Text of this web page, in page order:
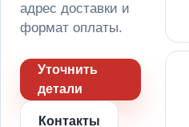
адрес доставки и
формат оплаты.
Уточнить
детали
Контакты